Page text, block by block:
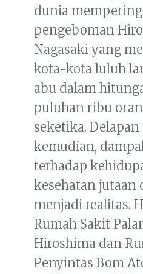
dunia
pengeboman
Nagasaki yang
kota-kota luluh
abu dalam
puluhan ribu
seketika. Delapan
kemudian,
terhadap
kesehatan jutaan
menjadi realitas.
Rumah Sakit
Hiroshima dan
Penyintas Bom